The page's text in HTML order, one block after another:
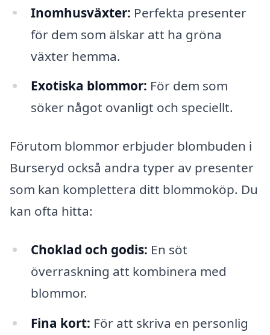
Inomhusväxter: Perfekta presenter
för dem som älskar att ha gröna
växter hemma.
Exotiska blommor: För dem som
söker något ovanligt och speciellt.
Förutom blommor erbjuder blombuden i
Burseryd också andra typer av presenter
som kan komplettera ditt blommoköp. Du
kan ofta hitta:
Choklad och godis: En söt
överraskning att kombinera med
blommor.
Fina kort: För att skriva en personlig